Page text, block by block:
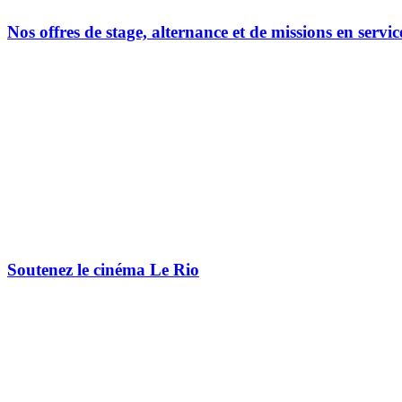
Nos offres de stage, alternance et de missions en
Soutenez le cinéma Le Rio